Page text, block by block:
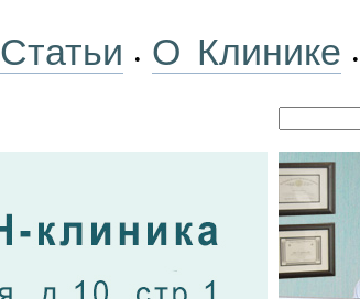
Статьи • О Клинике •